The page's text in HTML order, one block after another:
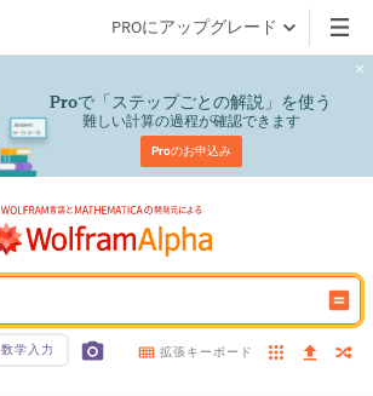
PROにアップグレード
Proで「ステップごとの解説」を使う
難しい計算の過程が確認できます
Proのお申込み
数学入力 拡張キーボード